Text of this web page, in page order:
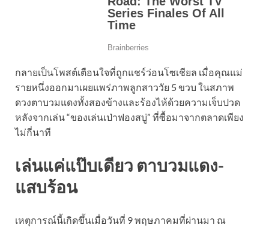
กลายเป็นโพสต์เตือนใจที่ถูกแชร์ว่อนโซเชียล เมื่อคุณแม่
รายหนึ่งออกมาเผยแพร่ภาพลูกสาววัย 5 ขวบ ในสภาพ
ดวงตาบวมแดงทั้งสองข้างและร้องไห้ด้วยความเจ็บปวด
หลังจากเล่น “ของเล่นเป่าฟองสบู่” ที่ซื้อมาจากตลาดเพียง
ไม่กี่นาที
เล่นแค่แป๊บเดียว ตาบวมแดง-
แสบร้อน
เหตุการณ์นี้เกิดขึ้นเมื่อวันที่ 9 พฤษภาคมที่ผ่านมา ณ